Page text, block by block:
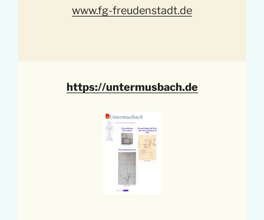
www.fg-freudenstadt.de
https://untermusbach.de